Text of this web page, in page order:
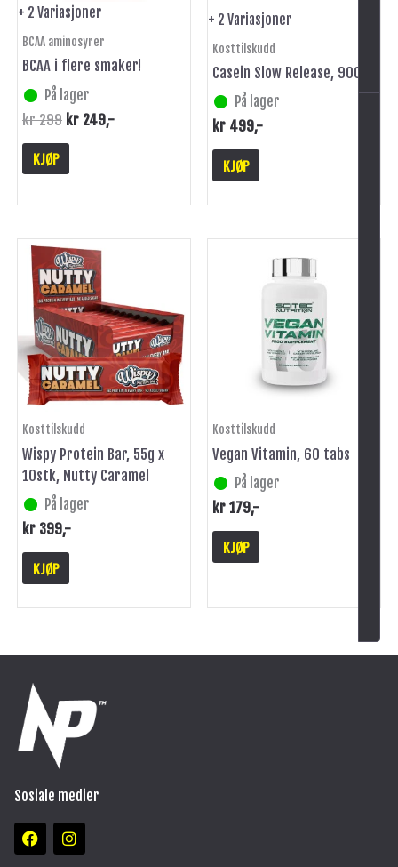
+ 2 Variasjoner
BCAA aminosyrer
BCAA i flere smaker!
På lager
kr299 kr 249,-
KJØP
på
+ 2 Variasjoner
Kosttilskudd
Casein Slow Release, 900g
På lager
kr 499,-
KJØP
på
produktsiden
Kosttilskudd
Wispy Protein Bar, 55g x
10stk, Nutty Caramel
På lager
kr 399,-
KJØP
Kosttilskudd
Vegan Vitamin, 60 tabs
På lager
kr179,-
KJØP
Sosiale medier
F
a
I
n